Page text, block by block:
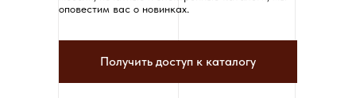
Получить доступ к каталогу
оповестим вас о новинках.